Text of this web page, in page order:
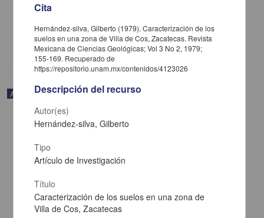
Margarita - Instituto de Geología, UNAM
Físico Matemáticas y Ciencias de la Tierra
Artículo
Cita
Hernández-silva, Gilberto (1979). Caracterización de los
suelos en una zona de Villa de Cos, Zacatecas. Revista
Mexicana de Ciencias Geológicas; Vol 3 No 2, 1979;
155-169. Recuperado de
https://repositorio.unam.mx/contenidos/4123026
Descripción del recurso
Autor(es)
Hernández-silva, Gilberto
Tipo
Artículo de Investigación
Título
Caracterización de los suelos en una zona de
Villa de Cos, Zacatecas